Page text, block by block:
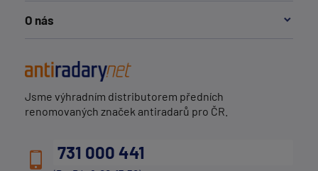
O nás
Jsme výhradním distributorem předních
renomovaných značek antiradarů pro ČR.
731 000 441